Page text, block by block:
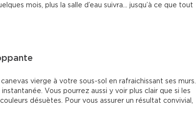
mois, plus la salle d’eau suivra… jusqu’à ce que tout
vierge à votre sous-sol en rafraichissant ses murs.
Vous pourrez aussi y voir plus clair que si les
désuètes. Pour vous assurer un résultat convivial,